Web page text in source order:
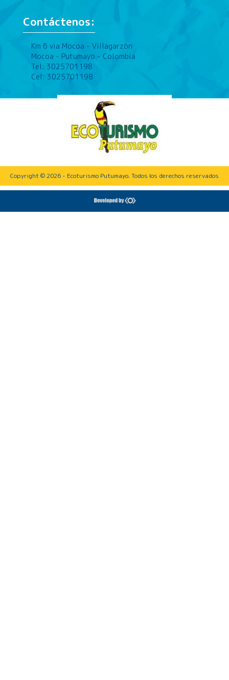
Contáctenos:
Km 6 via Mocoa - Villagarzón
Mocoa - Putumayo - Colombia
Tel: 3025701198
Cel: 3025701198
Copyright © 2026 - Ecoturismo Putumayo. Todos los derechos reservados